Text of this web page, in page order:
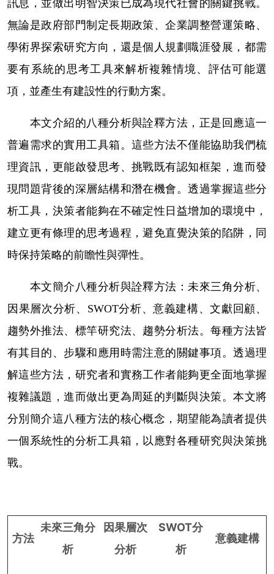
訊息，並做出明智決策已成為現代社會的關鍵挑戰。
無論是政府部門制定長期政策、企業調整營運策略、
學術界探索研究方向，還是個人規劃職涯發展，都需
要有系統的思考工具來解析複雜情境、評估可能選
項，並產生有建設性的行動方案。
本文介紹的八種分析與詮釋方法，正是回應這一
普遍需求的實用工具箱。這些方法不僅能協助我們梳
理資訊，更能啟發思考、挑戰既有認知框架，進而發
現問題背後的深層結構和潛在機會。透過掌握這些分
析工具，決策者能夠在不確定性日益增加的環境中，
建立更有條理的思考過程，避免直覺決策的陷阱，同
時保持策略的前瞻性與彈性。
本文簡介八種分析與詮釋方法：未來三角分析、
因果層次分析、 SWOT分析、意義建構、文獻回顧、
趨勢外推法、標竿研究法、趨勢分析法。每種方法皆
有其目的、步驟和應用時需注意的關鍵事項。透過理
解這些方法，研究者和實務工作者能夠更全面地掌握
複雜議題，進而做出更為周延的判斷與決策。本文將
分別簡介這八種方法的核心概念，期望能為讀者提供
一個系統性的分析工具箱，以應對各種研究與決策挑
戰。
方法
未來三角分
析
因果層次
分析
SWOT分
析
意義建構